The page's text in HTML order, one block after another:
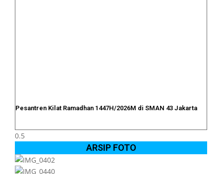
Pesantren Kilat Ramadhan 1447H/2026M di SMAN 43 Jakarta
ARSIP FOTO